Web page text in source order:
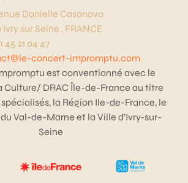
Danielle Casanova
Ivry sur Seine , FRANCE
45 21 04 47
concert-impromptu.com
est conventionné avec le
Culture/ DRAC Île-de-France au titre
la Région Ile-de-France, le
Val-de-Marne et la Ville d’Ivry-sur-
Seine